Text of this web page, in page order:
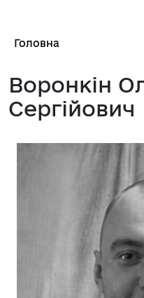
Рядок
Головна
Воронкін
Сергійович